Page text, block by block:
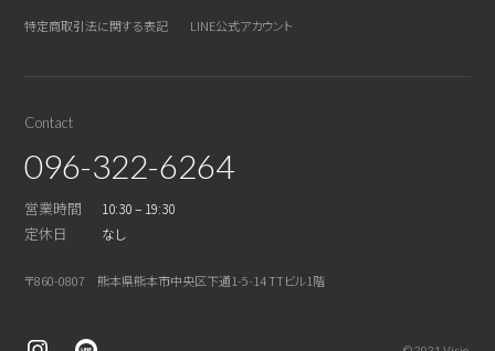
特定商取引法に関する表記
LINE公式アカウント
Contact
096-322-6264
営業時間 10:30 – 19:30
定休日 なし
〒860-0807 熊本県熊本市中央区下通1-5-14 TTビル1階